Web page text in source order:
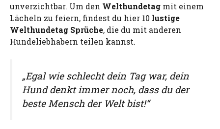
unverzichtbar. Um den Welthundetag mit einem
Lächeln zu feiern, findest du hier 10 lustige
Welthundetag Sprüche, die du mit anderen
Hundeliebhabern teilen kannst.
„Egal wie schlecht dein Tag war, dein
Hund denkt immer noch, dass du der
beste Mensch der Welt bist!“